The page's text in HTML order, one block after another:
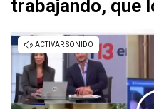
trabajando, que